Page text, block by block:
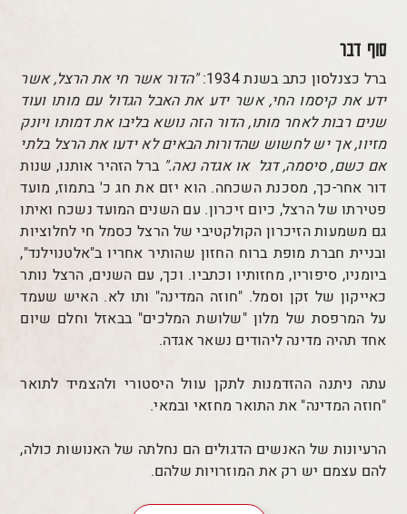
סוף דבר
ברל כצנלסון כתב בשנת 1934:
"הדור אשר חי את הרצל, אשר
ידע את קיסמו החי, אשר ידע את האבל הגדול עם מותו ועוד
שנים רבות לאחר מותו, הדור הזה נושא בליבו את דמותו ויונק
מזיוו, אך יש לחשוש שהדורות הבאים לא ידעו את הרצל בלתי
אם כשם, סיסמה, דגל או אגדה נאה." ברל הזהיר אותנו, שנות
דור אחר-כך, מסכנת השכחה. הוא יזם את חג כ' בתמוז, מועד
פטירתו של הרצל, כיום זיכרון. עם השנים המועד נשכח ואיתו
גם משמעות הזיכרון הקולקטיבי של הרצל כסמל חי לחלוציות
ובניית חברת מופת ברוח החזון שהותיר אחריו ב"אלטנוילנד",
ביומניו, סיפוריו, מחזותיו וכתביו. וכך, עם השנים, הרצל נותר
כאייקון של זקן וסמל. "חוזה המדינה" ותו לא. האיש שעמד
על המרפסת של מלון "שלושת המלכים" בבאזל וחלם שיום
אחד תהיה מדינה ליהודים נשאר אגדה.
עתה ניתנה ההזדמנות לתקן עוול היסטורי ולהצמיד לתואר
"חוזה המדינה" את התואר מחזאי ובמאי.
הרעיונות של האנשים הדגולים הם נחלתה של האנושות כולה,
להם עצמם יש רק את המוזרויות שלהם.